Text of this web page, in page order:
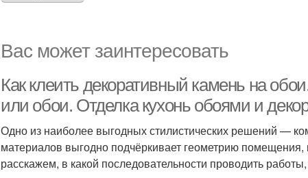
Вас может заинтересовать
Как клеить декоративный камень на
или обои. Отделка кухонь обоями и
Одно из наиболее выгодных стилистических решений —
материалов выгодно подчёркивает геометрию
расскажем, в какой последовательности проводить